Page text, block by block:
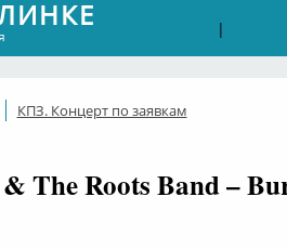
|
КПЗ. Концерт по заявкам
The Roots Band –